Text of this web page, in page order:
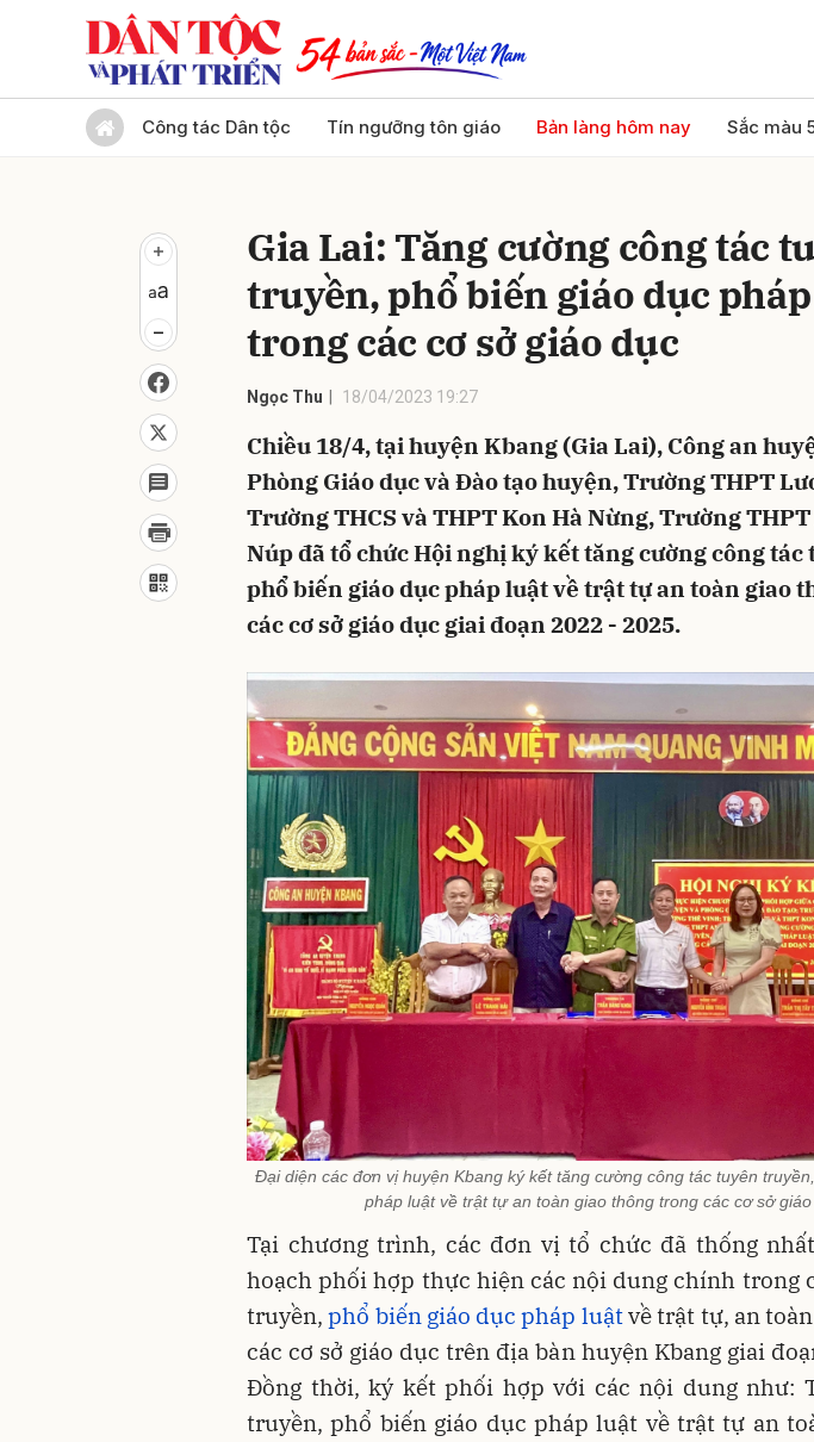
Công tác Dân tộc Tín ngưỡng tôn giáo Bản làng hôm nay Sắc màu
Gia Lai: Tăng cường công tác
truyền, phổ biến giáo dục
trong các cơ sở giáo dục
Ngọc Thu 18/04/2023 19:27
Chiều 18/4, tại huyện Kbang (Gia Lai), Công an
Phòng Giáo dục và Đào tạo huyện, Trường THPT
Trường THCS và THPT Kon Hà Nừng, Trường
Núp đã tổ chức Hội nghị ký kết tăng cường công
phổ biến giáo dục pháp luật về trật tự an toàn giao
các cơ sở giáo dục giai đoạn 2022 - 2025.
Đại diện các đơn vị huyện Kbang ký kết tăng cường công tác tuyên
pháp luật về trật tự an toàn giao thông trong các cơ sở
Tại chương trình, các đơn vị tổ chức đã thống
hoạch phối hợp thực hiện các nội dung chính trong
truyền,phổ biến giáo dục pháp luậtvề trật tự, an
các cơ sở giáo dục trên địa bàn huyện Kbang giai
Đồng thời, ký kết phối hợp với các nội dung như:
truyền, phổ biến giáo dục pháp luật về trật tự an
Gửi bình luận